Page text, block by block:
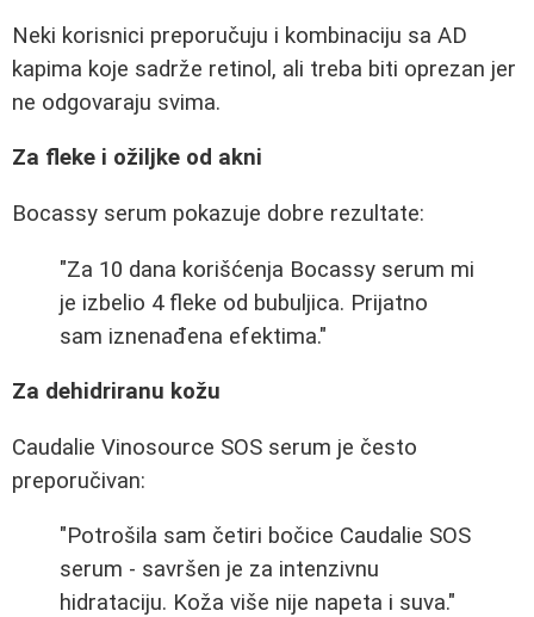
Neki korisnici preporučuju i kombinaciju sa AD
kapima koje sadrže retinol, ali treba biti oprezan jer
ne odgovaraju svima.
Za fleke i ožiljke od akni
Bocassy serum pokazuje dobre rezultate:
"Za 10 dana korišćenja Bocassy serum mi
je izbelio 4 fleke od bubuljica. Prijatno
sam iznenađena efektima."
Za dehidriranu kožu
Caudalie Vinosource SOS serum je često
preporučivan:
"Potrošila sam četiri bočice Caudalie SOS
serum - savršen je za intenzivnu
hidrataciju. Koža više nije napeta i suva."